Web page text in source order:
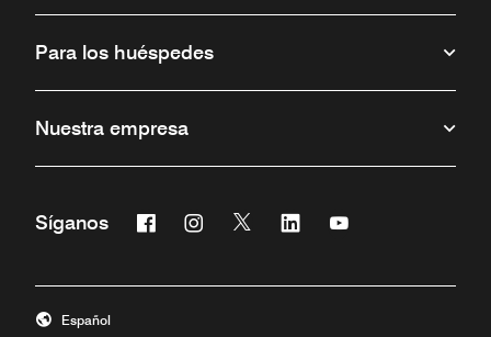
Para los huéspedes
Nuestra empresa
Síganos Facebook
Abre una ventana nueva
Instagram
Abre una ventana nueva
Twitter
Abre una ventana nueva
Linkedin
Abre una ventana nueva
Abre una ventana
Español